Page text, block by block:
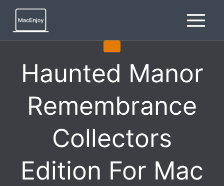
Haunted Manor
Remembrance
Collectors
Edition For Mac